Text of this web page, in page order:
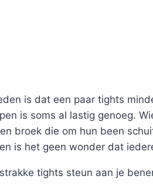
is dat een paar tights
is soms al lastig genoeg.
broek die om hun been
is het geen wonder dat
tights steun aan je